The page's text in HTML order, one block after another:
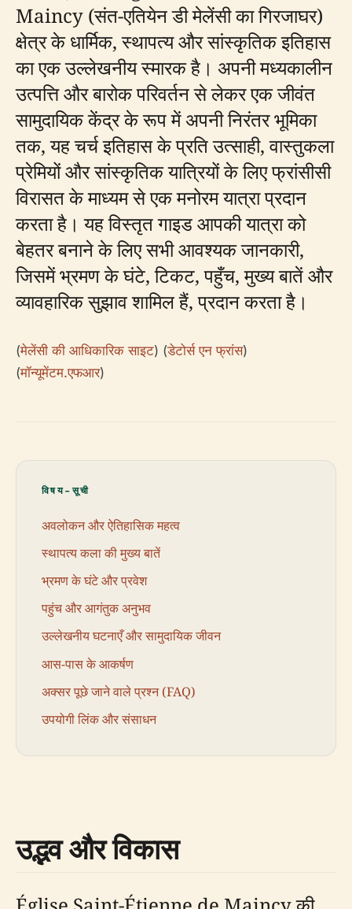
Maincy (संत-एतियेन डी मेलेंसी का गिरजाघर)
क्षेत्र के धार्मिक, स्थापत्य और सांस्कृतिक इतिहास
का एक उल्लेखनीय स्मारक है। अपनी मध्यकालीन
उत्पत्ति और बारोक परिवर्तन से लेकर एक जीवंत
सामुदायिक केंद्र के रूप में अपनी निरंतर भूमिका
तक, यह चर्च इतिहास के प्रति उत्साही, वास्तुकला
प्रेमियों और सांस्कृतिक यात्रियों के लिए फ्रांसीसी
विरासत के माध्यम से एक मनोरम यात्रा प्रदान
करता है। यह विस्तृत गाइड आपकी यात्रा को
बेहतर बनाने के लिए सभी आवश्यक जानकारी,
जिसमें भ्रमण के घंटे, टिकट, पहुँच, मुख्य बातें और
व्यावहारिक सुझाव शामिल हैं, प्रदान करता है।
(मेलेंसी की आधिकारिक साइट) (डेटोर्स एन फ्रांस)
(मॉन्यूमेंटम.एफआर)
विषय-सूची
अवलोकन और ऐतिहासिक महत्व
स्थापत्य कला की मुख्य बातें
भ्रमण के घंटे और प्रवेश
पहुंच और आगंतुक अनुभव
उल्लेखनीय घटनाएँ और सामुदायिक जीवन
आस-पास के आकर्षण
अक्सर पूछे जाने वाले प्रश्न (FAQ)
उपयोगी लिंक और संसाधन
उद्भव और विकास